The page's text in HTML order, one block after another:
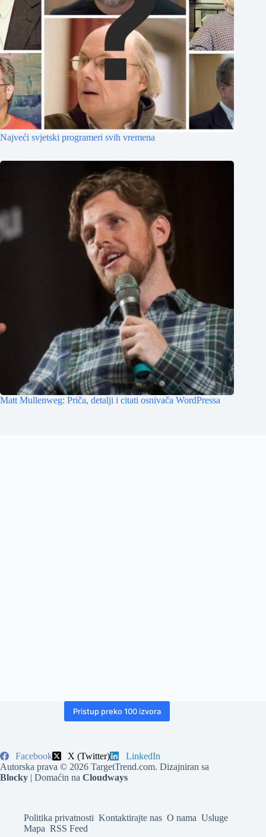
Najveći svjetski programeri svih vremena
Matt Mullenweg: Priča, detalji i citati osnivača WordPressa
Pristup preko 100 izvora
Facebook X (Twitter)
LinkedIn
Autorska prava © 2026 TargetTrend.com. Dizajniran sa
Blocky | Domaćin na Cloudways
Politika privatnosti Kontaktirajte nas O nama Usluge
Mapa RSS Feed